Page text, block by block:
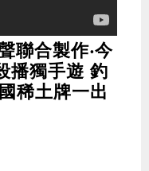
聯合製作‧今
播獨手遊 釣
稀土牌一出